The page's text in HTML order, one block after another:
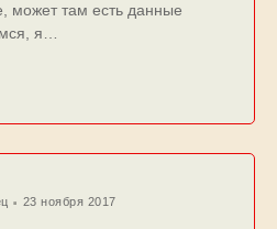
может там есть данные
я…
23 ноября 2017